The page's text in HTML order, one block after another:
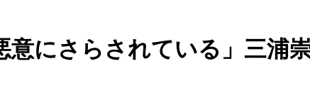
意にさらされている」三